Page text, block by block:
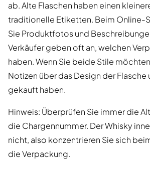
ab. Alte Flaschen haben einen
traditionelle Etiketten. Beim Online-
Sie Produktfotos und
Verkäufer geben oft an, welchen
haben. Wenn Sie beide Stile
Notizen über das Design der Flasche
gekauft haben.
Hinweis: Überprüfen Sie immer die
die Chargennummer. Der Whisky
nicht, also konzentrieren Sie sich
die Verpackung.